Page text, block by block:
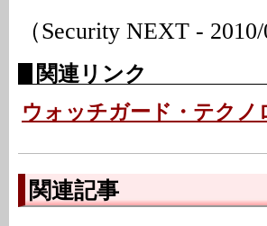
（Security NEXT - 2010/
関連リンク
ウォッチガード・テクノ
関連記事